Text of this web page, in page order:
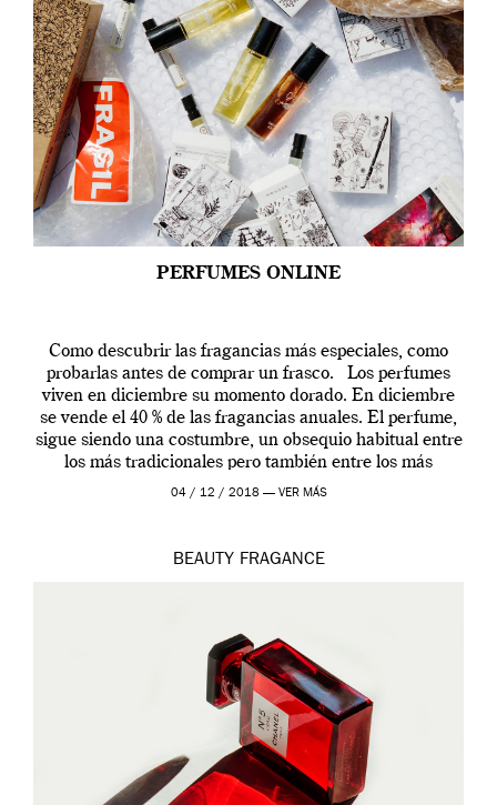
PERFUMES ONLINE
Como descubrir las fragancias más especiales, como
probarlas antes de comprar un frasco. Los perfumes
viven en diciembre su momento dorado. En diciembre
se vende el 40 % de las fragancias anuales. El perfume,
sigue siendo una costumbre, un obsequio habitual entre
los más tradicionales pero también entre los más
modernos. Estos días ha […]
04 / 12 / 2018 — VER MÁS
BEAUTY FRAGANCE